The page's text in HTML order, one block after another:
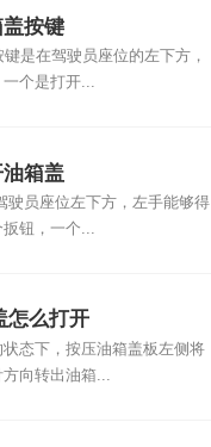
按键
是在驾驶员座位的左下方，
个是打开...
箱盖
驶员座位左下方，左手能够得
钮，一个...
怎么打开
态下，按压油箱盖板左侧将
向转出油箱...